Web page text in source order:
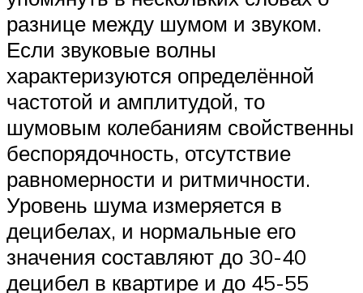
разнице между шумом и звуком.
Если звуковые волны
характеризуются определённой
частотой и амплитудой, то
шумовым колебаниям свойственны
беспорядочность, отсутствие
равномерности и ритмичности.
Уровень шума измеряется в
децибелах, и нормальные его
значения составляют до 30-40
децибел в квартире и до 45-55